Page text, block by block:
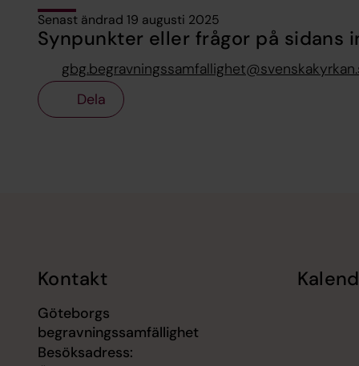
Senast ändrad 19 augusti 2025
Synpunkter eller frågor på sidans
Dela
Kontakt
Göteborgs
begravningssamfällighet
Besöksadress: